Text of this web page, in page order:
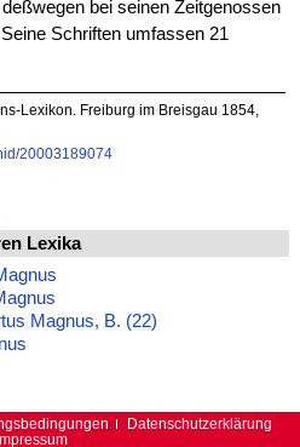
bei seinen Zeitgenossen
Schriften umfassen 21
Lexikon. Freiburg im Breisgau 1854,
20003189074
Lexika
Magnus, B. (22)
Datenschutzerklärung